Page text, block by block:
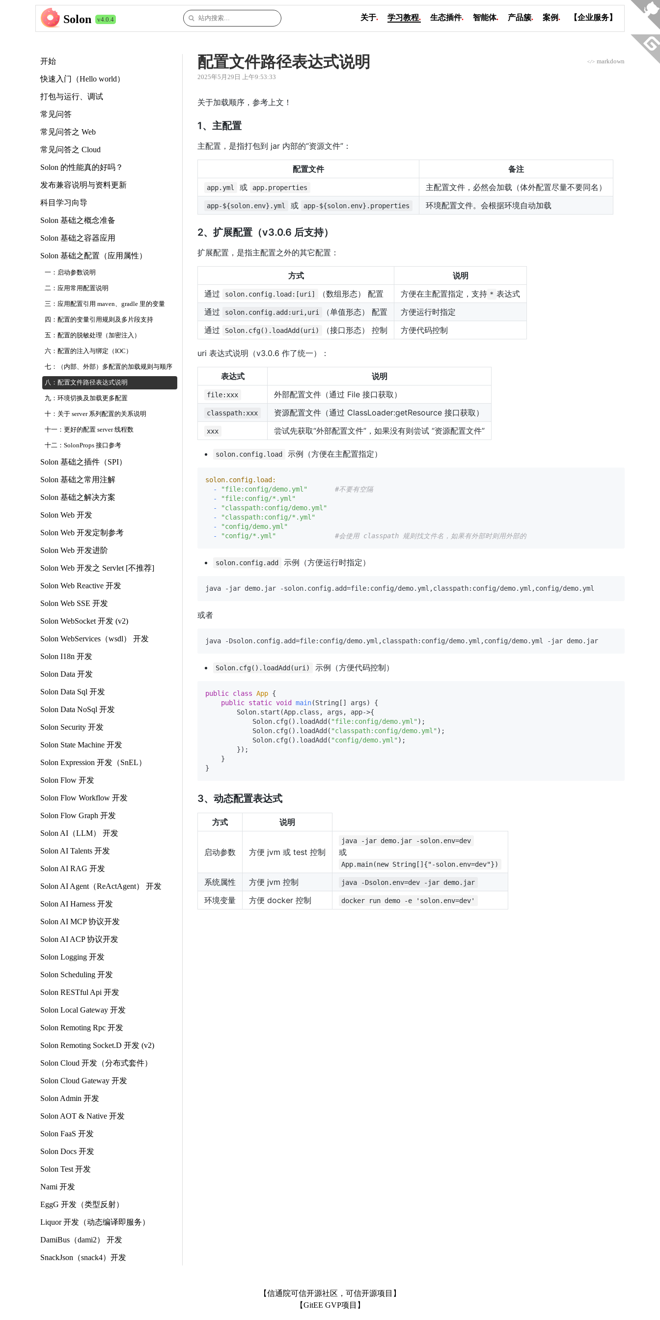
Solon v4.0.4 关于. 学习教程. 生态插件. 智能体. 产品簇. 案例. 【企业服务】
开始
快速入门（Hello world）
打包与运行、调试
常见问答
常见问答之 Web
常见问答之 Cloud
Solon 的性能真的好吗？
发布兼容说明与资料更新
科目学习向导
Solon 基础之概念准备
Solon 基础之容器应用
Solon 基础之配置（应用属性）
一：启动参数说明
二：应用常用配置说明
三：应用配置引用 maven、gradle 里的变量
四：配置的变量引用规则及多片段支持
五：配置的脱敏处理（加密注入）
六：配置的注入与绑定（IOC）
七：（内部、外部）多配置的加载规则与顺序
八：配置文件路径表达式说明
九：环境切换及加载更多配置
十：关于 server 系列配置的关系说明
十一：更好的配置 server 线程数
十二：SolonProps 接口参考
Solon 基础之插件（SPI）
Solon 基础之常用注解
Solon 基础之解决方案
Solon Web 开发
Solon Web 开发定制参考
Solon Web 开发进阶
Solon Web 开发之 Servlet [不推荐]
Solon Web Reactive 开发
Solon Web SSE 开发
Solon WebSocket 开发 (v2)
Solon WebServices（wsdl） 开发
Solon I18n 开发
Solon Data 开发
Solon Data Sql 开发
Solon Data NoSql 开发
Solon Security 开发
Solon State Machine 开发
Solon Expression 开发（SnEL）
Solon Flow 开发
Solon Flow Workflow 开发
Solon Flow Graph 开发
Solon AI（LLM） 开发
Solon AI Talents 开发
Solon AI RAG 开发
Solon AI Agent（ReActAgent） 开发
Solon AI Harness 开发
Solon AI MCP 协议开发
Solon AI ACP 协议开发
Solon Logging 开发
Solon Scheduling 开发
Solon RESTful Api 开发
Solon Local Gateway 开发
Solon Remoting Rpc 开发
Solon Remoting Socket.D 开发 (v2)
Solon Cloud 开发（分布式套件）
Solon Cloud Gateway 开发
Solon Admin 开发
Solon AOT & Native 开发
Solon FaaS 开发
Solon Docs 开发
Solon Test 开发
Nami 开发
EggG 开发（类型反射）
Liquor 开发（动态编译即服务）
DamiBus（dami2） 开发
SnackJson（snack4）开发
配置文件路径表达式说明 </> markdown
2025年5月29日 上午9:53:33
关于加载顺序，参考上文！
1、主配置
主配置，是指打包到 jar 内部的“资源文件”：
配置文件 备注
app.yml 或 app.properties 主配置文件，必然会加载（体外配置尽量不要同名）
app-${solon.env}.yml 或 app-${solon.env}.properties 环境配置文件。会根据环境自动加载
2、扩展配置（v3.0.6 后支持）
扩展配置，是指主配置之外的其它配置：
方式
说明
通过
solon.config.load:[uri] （数组形态） 配置 方便在主配置指定，支持 * 表达式
通过
solon.config.add:uri,uri （单值形态） 配置
方便运行时指定
通过
Solon.cfg().loadAdd(uri) （接口形态） 控制 方便代码控制
uri 表达式说明（v3.0.6 作了统一）：
表达式 说明
file:xxx 外部配置文件（通过 File 接口获取）
classpath:xxx 资源配置文件（通过 ClassLoader:getResource 接口获取）
xxx 尝试先获取“外部配置文件”，如果没有则尝试 “资源配置文件”
solon.config.load 示例（方便在主配置指定）
solon.config.load:
-
"file:config/demo.yml"
#不要有空隔
-
"file:config/*.yml"
-
"classpath:config/demo.yml"
-
"classpath:config/*.yml"
-
"config/demo.yml"
-
"config/*.yml" #会使用 classpath 规则找文件名，如果有外部时则用外部的
solon.config.add 示例（方便运行时指定）
或者
Solon.cfg().loadAdd(uri) 示例（方便代码控制）
public class App {
public static void main(String[] args)
{
        Solon.start(App.class, args, app->{
            Solon.cfg().loadAdd(
"file:config/demo.yml" );
            Solon.cfg().loadAdd(
"classpath:config/demo.yml" );
            Solon.cfg().loadAdd(
"config/demo.yml" );
        });
    }
3、动态配置表达式
方式 说明
启动参数 方便 jvm 或 test 控制
java -jar demo.jar -solon.env=dev
或
App.main(new String[]{"-solon.env=dev"})
系统属性 方便 jvm 控制 java -Dsolon.env=dev -jar demo.jar
环境变量 方便 docker 控制 docker run demo -e 'solon.env=dev'
【信通院可信开源社区，可信开源项目】
【GitEE GVP项目】